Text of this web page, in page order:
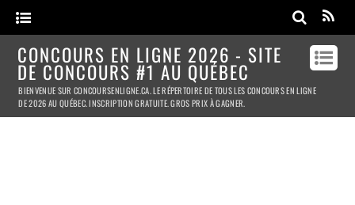
CONCOURS EN LIGNE 2026 - SITE
DE CONCOURS #1 AU QUÉBEC
BIENVENUE SUR CONCOURSENLIGNE.CA. LE RÉPERTOIRE DE TOUS LES CONCOURS EN LIGNE
DE 2026 AU QUÉBEC. INSCRIPTION GRATUITE. GROS PRIX À GAGNER.